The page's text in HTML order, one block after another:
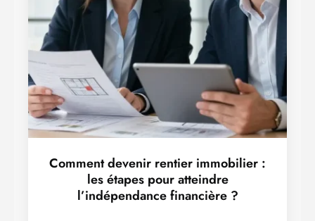
Comment devenir rentier immobilier :
les étapes pour atteindre
l’indépendance financière ?